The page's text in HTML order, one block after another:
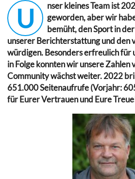
U
nser kleines Team ist
geworden, aber wir
bemüht, den Sport in
unserer Berichterstattung und den
würdigen. Besonders erfreulich für
in Folge konnten wir unsere Zahlen
Community wächst weiter. 2022
651.000 Seitenaufrufe (Vorjahr:
für Eurer Vertrauen und Eure